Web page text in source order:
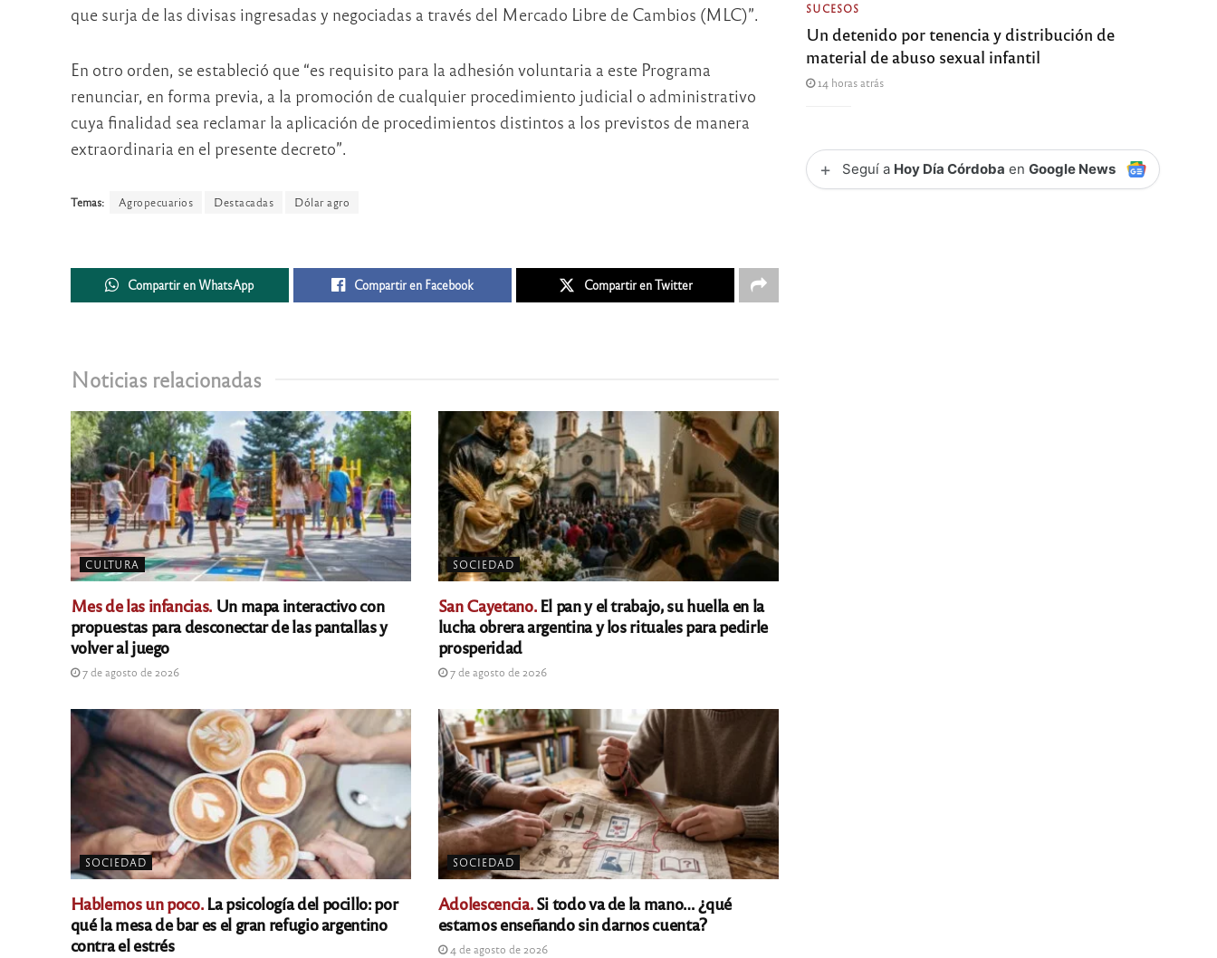
que surja de las divisas ingresadas y negociadas a través del Mercado Libre de Cambios (MLC)”.
En otro orden, se estableció que “es requisito para la adhesión voluntaria a este Programa
renunciar, en forma previa, a la promoción de cualquier procedimiento judicial o administrativo
cuya finalidad sea reclamar la aplicación de procedimientos distintos a los previstos de manera
extraordinaria en el presente decreto”.
Temas: Agropecuarios Destacadas Dólar agro
Compartir en WhatsApp Compartir en Facebook Compartir en Twitter
Noticias relacionadas
CULTURA
Mes de las infancias.Un mapa interactivo con
propuestas para desconectar de las pantallas y
volver al juego
7 de agosto de 2026
SOCIEDAD
San Cayetano.El pan y el trabajo, su huella en la
lucha obrera argentina y los rituales para pedirle
prosperidad
7 de agosto de 2026
SOCIEDAD
Hablemos un poco.La psicología del pocillo: por
qué la mesa de bar es el gran refugio argentino
contra el estrés
SOCIEDAD
Adolescencia.Si todo va de la mano… ¿qué
estamos enseñando sin darnos cuenta?
4 de agosto de 2026
SUCESOS
Un detenido por tenencia y distribución de
material de abuso sexual infantil
14 horas atrás
+ Seguí a Hoy Día Córdoba enGoogle News